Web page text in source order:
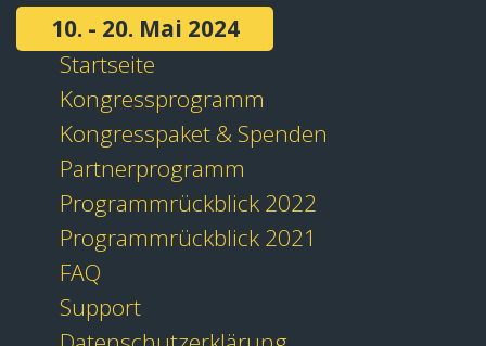
10. - 20. Mai 2024
Startseite
Kongressprogramm
Kongresspaket & Spenden
Partnerprogramm
Programmrückblick 2022
Programmrückblick 2021
FAQ
Support